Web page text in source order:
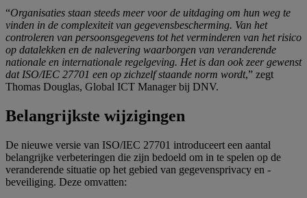
“Organisaties staan steeds meer voor de uitdaging om hun weg te
vinden in de complexiteit van gegevensbescherming. Van het
controleren van persoonsgegevens tot het verminderen van het risico
op datalekken en de nalevering waarborgen van veranderende
nationale en internationale regelgeving. Het is dan ook zeer gewenst
dat ISO/IEC 27701 een op zichzelf staande norm wordt,” zegt
Thomas Douglas, Global ICT Manager bij DNV.
Belangrijkste wijzigingen
De nieuwe versie van ISO/IEC 27701 introduceert een aantal
belangrijke verbeteringen die zijn bedoeld om in te spelen op de
veranderende situatie op het gebied van gegevensprivacy en -
beveiliging. Deze omvatten: